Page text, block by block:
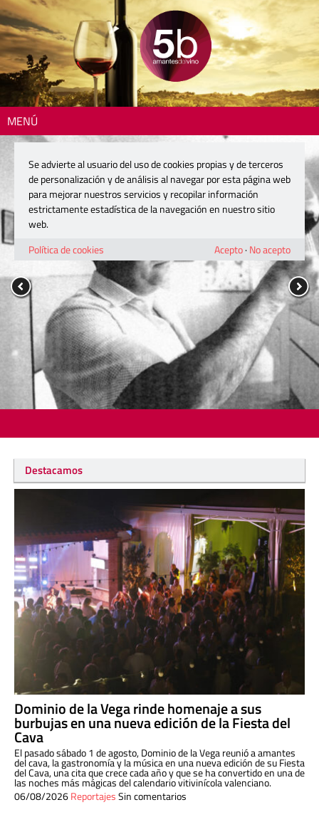
MENÚ
Destacamos
Dominio de la Vega rinde homenaje a sus
burbujas en una nueva edición de la Fiesta del
Cava
El pasado sábado 1 de agosto, Dominio de la Vega reunió a amantes
del cava, la gastronomía y la música en una nueva edición de su Fiesta
del Cava, una cita que crece cada año y que se ha convertido en una de
las noches más mágicas del calendario vitivinícola valenciano.
06/08/2026ReportajesSin comentarios
Se advierte al usuario del uso de cookies propias y de terceros
de personalización y de análisis al navegar por esta página web
para mejorar nuestros servicios y recopilar información
estrictamente estadística de la navegación en nuestro sitio
web.
Política de cookies
Acepto· No acepto